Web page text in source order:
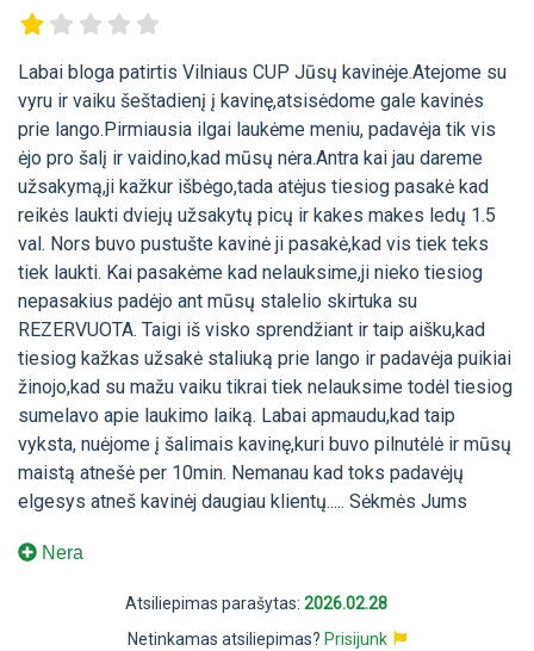
Labai bloga patirtis Vilniaus CUP Jūsų kavinėje.Atejome su
vyru ir vaiku šeštadienį į kavinę,atsisėdome gale kavinės
prie lango.Pirmiausia ilgai laukėme meniu, padavėja tik vis
ėjo pro šalį ir vaidino,kad mūsų nėra.Antra kai jau dareme
užsakymą,ji kažkur išbėgo,tada atėjus tiesiog pasakė kad
reikės laukti dviejų užsakytų picų ir kakes makes ledų 1.5
val. Nors buvo pustušte kavinė ji pasakė,kad vis tiek teks
tiek laukti. Kai pasakėme kad nelauksime,ji nieko tiesiog
nepasakius padėjo ant mūsų stalelio skirtuka su
REZERVUOTA. Taigi iš visko sprendžiant ir taip aišku,kad
tiesiog kažkas užsakė staliuką prie lango ir padavėja puikiai
žinojo,kad su mažu vaiku tikrai tiek nelauksime todėl tiesiog
sumelavo apie laukimo laiką. Labai apmaudu,kad taip
vyksta, nuėjome į šalimais kavinę,kuri buvo pilnutėlė ir mūsų
maistą atnešė per 10min. Nemanau kad toks padavėjų
elgesys atneš kavinėj daugiau klientų..... Sėkmės Jums
Nera
Atsiliepimas parašytas: 2026.02.28
Netinkamas atsiliepimas? Prisijunk